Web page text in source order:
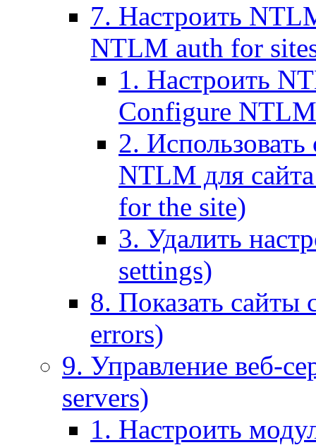
7. Настроить
NTLM auth for
1. Настроить
Configure
2.
NTLM для
for the site)
3. Удалить
settings)
8. Показать
errors)
9. Управление веб-
servers)
1. Настроить